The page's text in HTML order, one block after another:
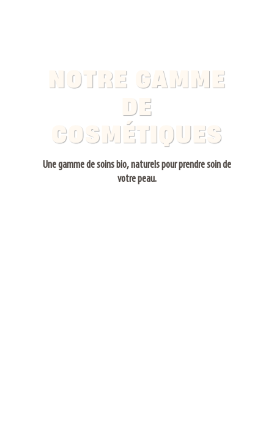
NOTRE GAMME
DE
COSMÉTIQUES
Une gamme de soinsbio,naturelspour prendre soin de
votre peau.